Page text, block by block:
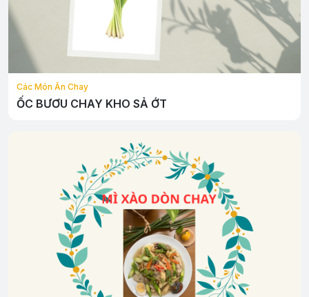
Các Món Ăn Chay
ỐC BƯƠU CHAY KHO SẢ ỚT